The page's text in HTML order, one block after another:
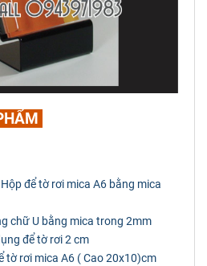
để tờ rơi mica A6 bằng mica
chữ U bằng mica trong 2mm
để tờ rơi 2 cm
tờ rơi mica A6 ( Cao 20x10)cm